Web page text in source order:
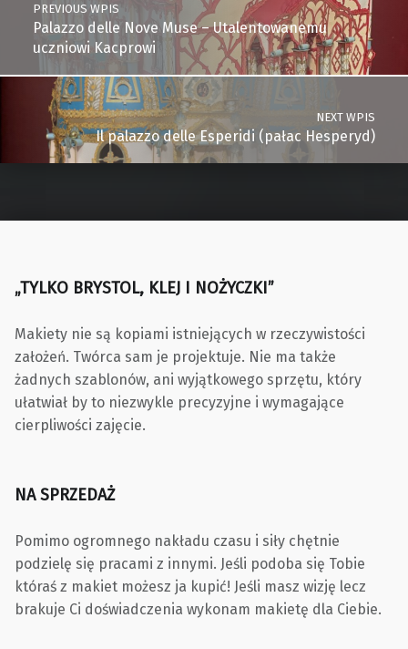
PREVIOUS WPIS
Palazzo delle Nove Muse – Utalentowanemu
uczniowi Kacprowi
NEXT WPIS
Il palazzo delle Esperidi (pałac Hesperyd)
„TYLKO BRYSTOL, KLEJ I NOŻYCZKI”
Makiety nie są kopiami istniejących w rzeczywistości
założeń. Twórca sam je projektuje. Nie ma także
żadnych szablonów, ani wyjątkowego sprzętu, który
ułatwiał by to niezwykle precyzyjne i wymagające
cierpliwości zajęcie.
NA SPRZEDAŻ
Pomimo ogromnego nakładu czasu i siły chętnie
podzielę się pracami z innymi. Jeśli podoba się Tobie
któraś z makiet możesz ja kupić! Jeśli masz wizję lecz
brakuje Ci doświadczenia wykonam makietę dla Ciebie.